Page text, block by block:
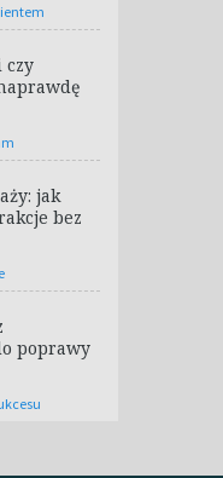
czy
jak
bez
poprawy